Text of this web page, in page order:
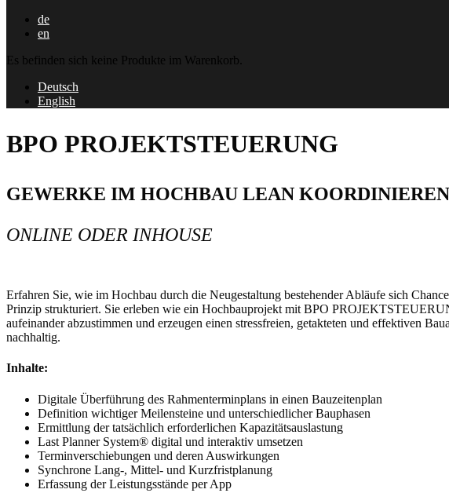
de
en
Es befinden sich keine Produkte im Warenkorb.
Deutsch
English
BPO PROJEKTSTEUERUNG
GEWERKE IM HOCHBAU LEAN
ONLINE ODER INHOUSE
Erfahren Sie, wie im Hochbau durch die Neugestaltung bestehender Abläufe sich
Prinzip strukturiert. Sie erleben wie ein Hochbauprojekt mit BPO
aufeinander abzustimmen und erzeugen einen stressfreien, getakteten und effektiven
nachhaltig.
Inhalte:
Digitale Überführung des Rahmenterminplans in einen Bauzeitenplan
Definition wichtiger Meilensteine und unterschiedlicher Bauphasen
Ermittlung der tatsächlich erforderlichen Kapazitätsauslastung
Last Planner System® digital und interaktiv umsetzen
Terminverschiebungen und deren Auswirkungen
Synchrone Lang-, Mittel- und Kurzfristplanung
Erfassung der Leistungsstände per App